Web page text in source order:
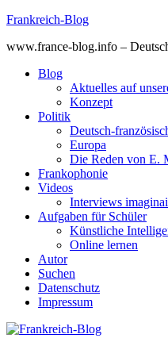
Skip
content
Frankreich-Blog
www.france-blog.info –
Blog
Aktuelles auf
Konzept
Politik
Deutsch-
Europa
Die Reden von E.
Frankophonie
Videos
Interviews
Aufgaben für Schüler
Künstliche
Online lernen
Autor
Suchen
Datenschutz
Impressum